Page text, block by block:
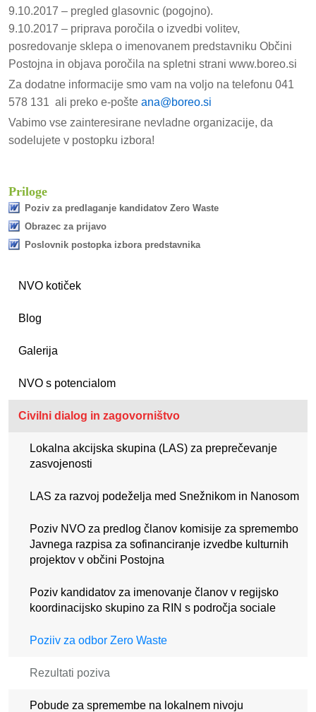
NVO kotiček
Blog
Galerija
NVO s potencialom
Civilni dialog in zagovorništvo
Lokalna akcijska skupina (LAS) za preprečevanje
zasvojenosti
LAS za razvoj podeželja med Snežnikom in Nanosom
Poziv NVO za predlog članov komisije za spremembo
Javnega razpisa za sofinanciranje izvedbe kulturnih
projektov v občini Postojna
Poziv kandidatov za imenovanje članov v regijsko
koordinacijsko skupino za RIN s področja sociale
Poziiv za odbor Zero Waste
Rezultati poziva
Pobude za spremembe na lokalnem nivoju
9.10.2017 – pregled glasovnic (pogojno).
9.10.2017 – priprava poročila o izvedbi volitev,
posredovanje sklepa o imenovanem predstavniku Občini
Postojna in objava poročila na spletni strani www.boreo.si
Za dodatne informacije smo vam na voljo na telefonu 041
578 131 ali preko e-pošte ana@boreo.si
Vabimo vse zainteresirane nevladne organizacije, da
sodelujete v postopku izbora!
Priloge
Poziv za predlaganje kandidatov Zero Waste
Obrazec za prijavo
Poslovnik postopka izbora predstavnika